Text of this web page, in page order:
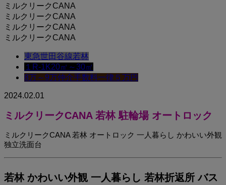
ミルクリークCANA
ミルクリークCANA
ミルクリークCANA
ミルクリークCANA
東急世田谷線若林
１R-1K20㎡～30㎡
8万～9万仲介手数料一律５万円
2024.02.01
ミルクリークCANA 若林 駐輪場 オートロック
ミルクリークCANA 若林 オートロック 一人暮らし かわいい外観
独立洗面台
若林 かわいい外観 一人暮らし 若林折返所 バス